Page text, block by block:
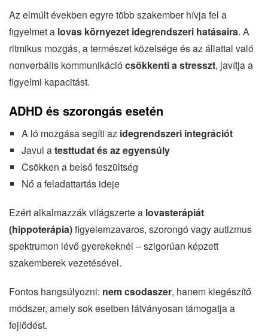
Az elmúlt években egyre több szakember hívja fel a
figyelmet a lovas környezet idegrendszeri hatásaira. A
ritmikus mozgás, a természet közelsége és az állattal való
nonverbális kommunikációcsökkenti a stresszt, javítja a
figyelmi kapacitást.
ADHD és szorongás esetén
A ló mozgása segíti az idegrendszeri integrációt
Javul atesttudat és az egyensúly
Csökken a belső feszültség
Nő a feladattartás ideje
Ezért alkalmazzák világszerte a lovasterápiát
(hippoterápia)figyelemzavaros, szorongó vagy autizmus
spektrumon lévő gyerekeknél – szigorúan képzett
szakemberek vezetésével.
Fontos hangsúlyozni: nem csodaszer, hanem kiegészítő
módszer, amely sok esetben látványosan támogatja a
fejlődést.